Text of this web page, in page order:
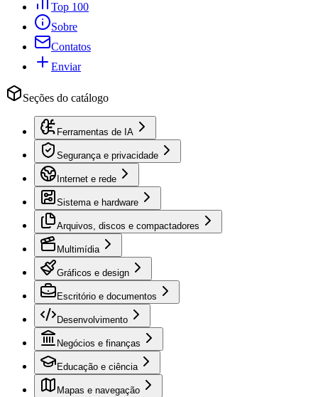
Top 100
Sobre
Contatos
Enviar
Seções do catálogo
Ferramentas de IA
Segurança e privacidade
Internet e rede
Sistema e hardware
Arquivos, discos e compactadores
Multimídia
Gráficos e design
Escritório e documentos
Desenvolvimento
Negócios e finanças
Educação e ciência
Mapas e navegação